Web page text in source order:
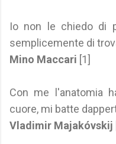
Io non le chiedo di
semplicemente di
Mino Maccari [1]
Con me l'anatomia
cuore, mi batte
Vladimir Majakóvskij